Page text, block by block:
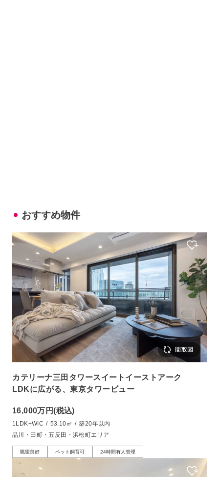
おすすめ物件
カテリーナ三田タワースイートイーストアーク
LDKに広がる、東京タワービュー
16,000万円(税込)
1LDK+WIC / 53.10㎡ / 築20年以内
品川・田町・五反田・浜松町エリア
眺望良好 ペット飼育可 24時間有人管理